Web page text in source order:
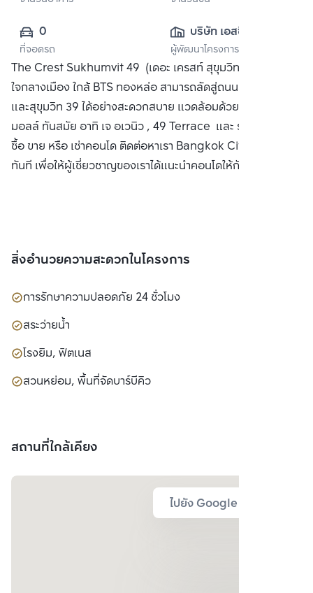
0
ที่จอดรถ
บริษัท เอสซี แอส
เสท คอร์ปอเรชั่น
จำกัด (มหาชน)
ผู้พัฒนาโครงการ
The Crest Sukhumvit 49 (เดอะ เครสท์ สุขุมวิท 49) คอนโด
ใจกลางเมือง ใกล้ BTS ทองหล่อ สามารถลัดสู่ถนนสุขุมวิท 55
และสุขุมวิท 39 ได้อย่างสะดวกสบาย แวดล้อมด้วยคอมมูนิตี้
มอลล์ ทันสมัย อาทิ เจ อเวนิว , 49 Terrace และ รพ.สมิติเวช
ซื้อ ขาย หรือ เช่าคอนโด ติดต่อหาเรา Bangkok CitiSmart ได้
ทันที เพื่อให้ผู้เชี่ยวชาญของเราได้แนะนำคอนโดให้กับท่าน
สิ่งอำนวยความสะดวกในโครงการ
การรักษาความปลอดภัย 24 ชั่วโมง
สระว่ายน้ำ
โรงยิม, ฟิตเนส
สวนหย่อม, พื้นที่จัดบาร์บีคิว
สถานที่ใกล้เคียง
ไปยัง Google Map